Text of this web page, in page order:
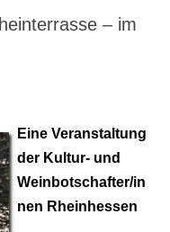
– im
Eine Veranstaltung
der Kultur- und
Weinbotschafter/in
nen Rheinhessen